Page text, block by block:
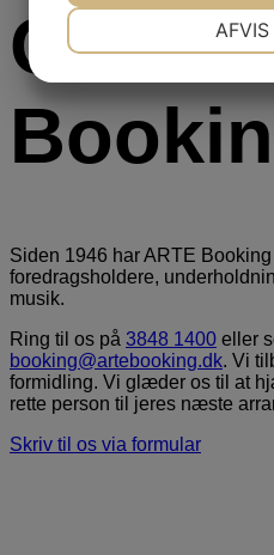
Om
Siden 1946 har ARTE
foredragsholdere,
musik.
Ring til os på 3848 1400 eller
booking@artebooking.dk. Vi
formidling. Vi glæder os til at
rette person til jeres næste
Skriv til os via formular
MARKETING